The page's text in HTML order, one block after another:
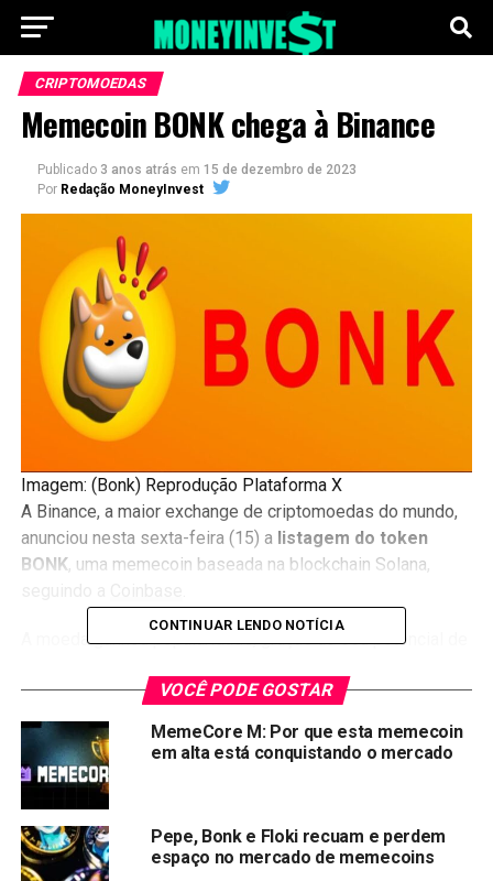
CRIPTOMOEDAS
Memecoin BONK chega à Binance
Publicado 3 anos atrás em 15 de dezembro de 2023
Por Redação MoneyInvest
Imagem: (Bonk) Reprodução Plataforma X
A Binance, a maior exchange de criptomoedas do mundo,
anunciou nesta sexta-feira (15) a listagem do token
BONK, uma memecoin baseada na blockchain Solana,
A moeda ganhou popularidade, graças ao seu potencial de
BONK, pois amplia sua acessibilidade a um público maior.
A moeda agora está disponível para compra e venda em
uma das maiores exchanges do mundo, o que deve
aumentar sua liquidez e valor.
O anúncio da listagem do BONK na Binance foi recebido
com entusiasmo pela comunidade de criptomoedas.
CONTINUAR LENDO NOTÍCIA
VOCÊ PODE GOSTAR
MemeCore M: Por que esta memecoin
em alta está conquistando o mercado
Pepe, Bonk e Floki recuam e perdem
espaço no mercado de memecoins